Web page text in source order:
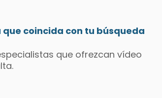
coincida con tu búsqueda
que ofrezcan vídeo